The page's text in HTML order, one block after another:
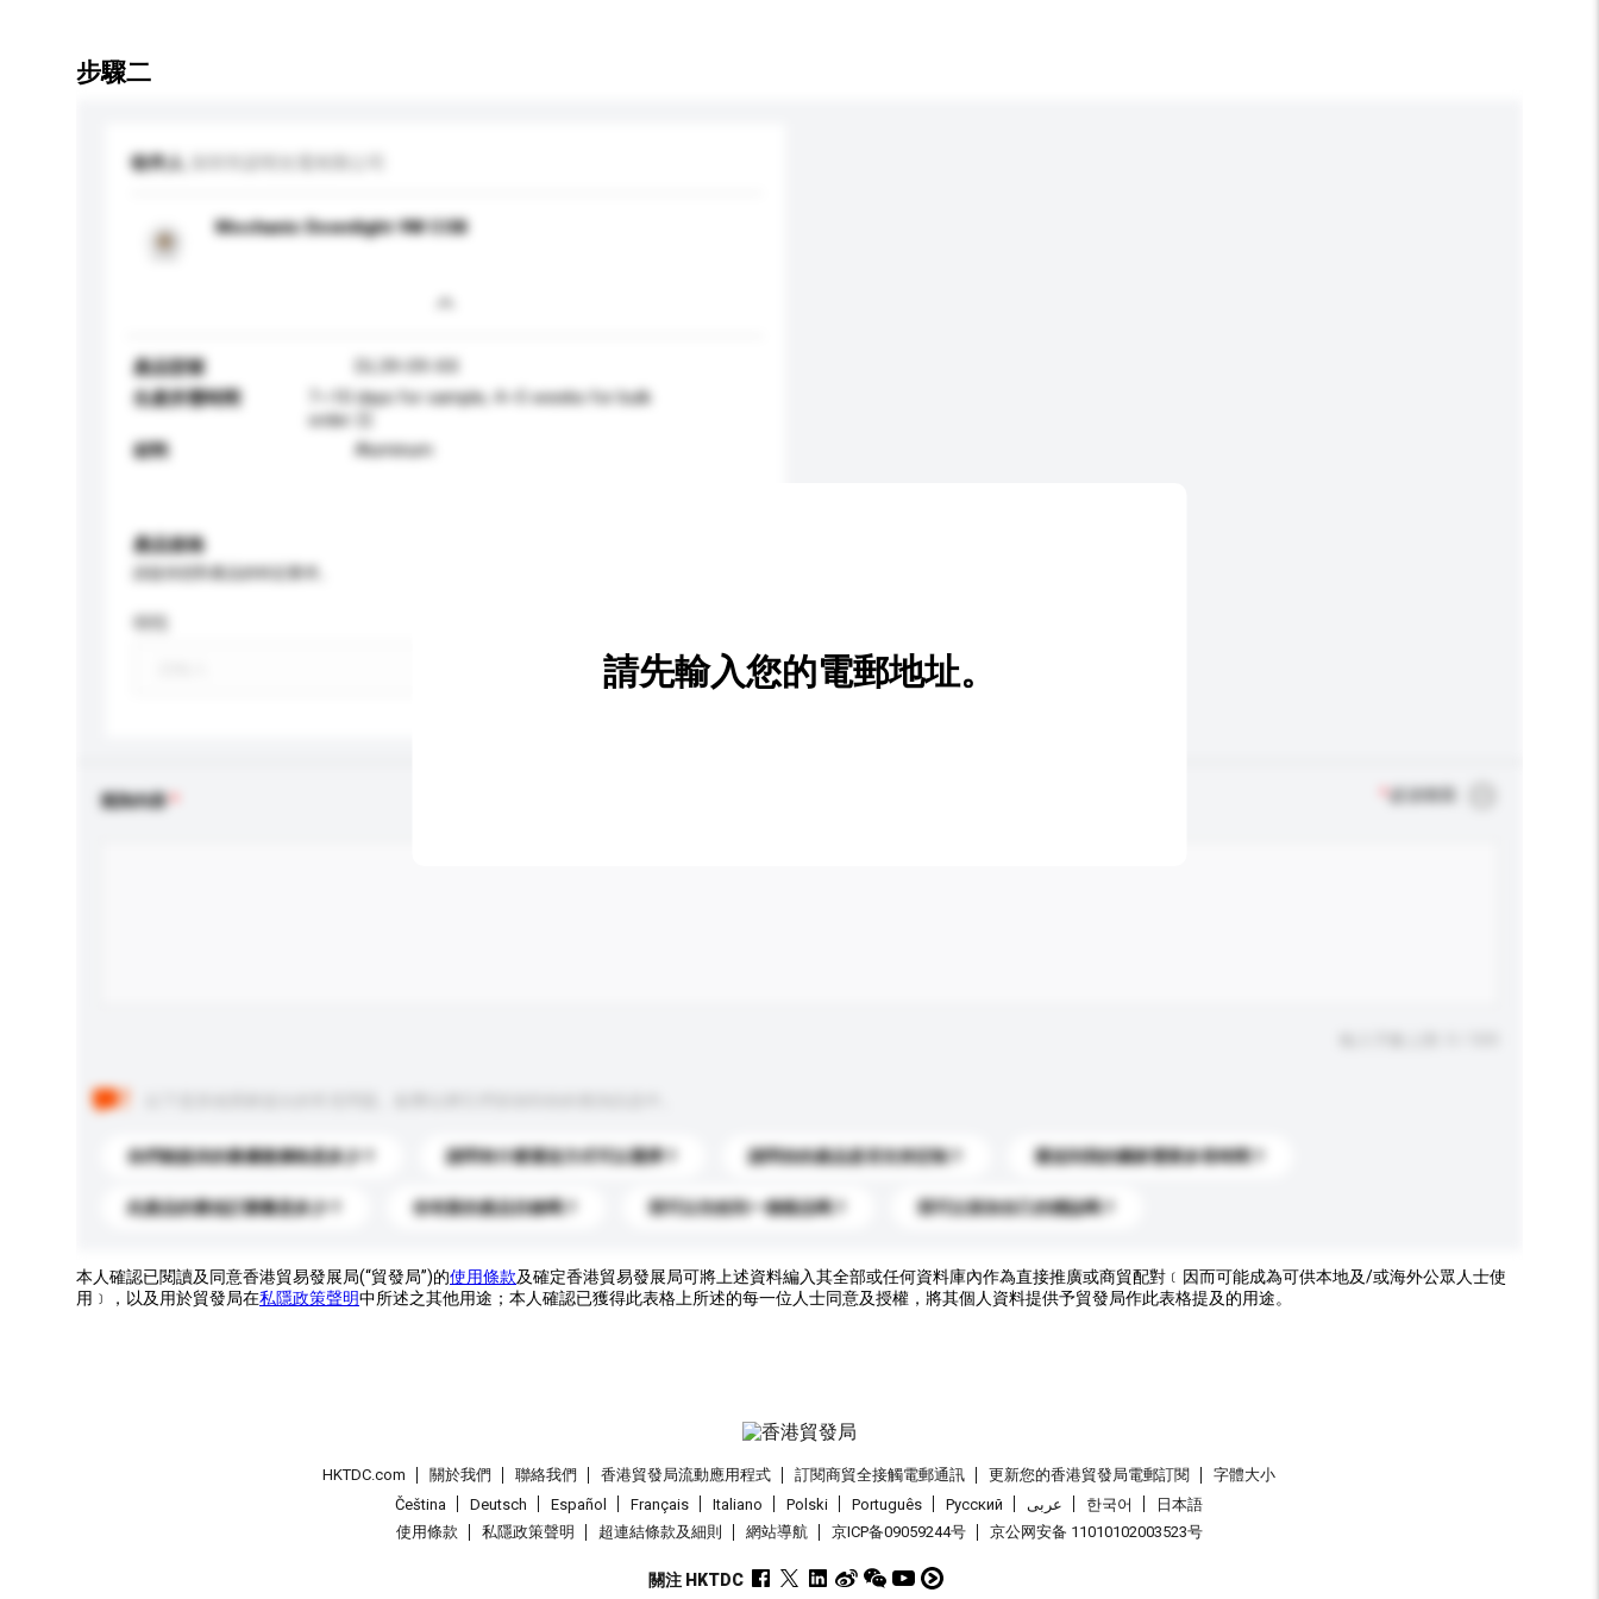
步驟二
收件人
Mochanic Downlight 9W COB
產品型號
DL39-09-XX
生產所需時間
7~10 days for sample, 4~5 weeks for bulk
order 日
材料
Aluminum
產品規格
新增/刪除選項
查詢內容
你們能提供的最優惠價格是多少？ 請問有什麼運送方式可以選擇？ 請問你的產品是否支持定制？ 運送到我的國家需要多長時間？
此產品的最低訂購量是多少？ 你有新的產品目錄嗎？ 我可以先收到一個樣品嗎？ 我可以添加自己的標誌嗎？
請先輸入您的電郵地址。
本人確認已閱讀及同意香港貿易發展局(“貿發局”)的使用條款及確定香港貿易發展局可將上述資料編入其全部或任何資料庫內作為直接推廣或商貿配對﹝因而可能成為可供本地及/或海外公眾人士使
用﹞，以及用於貿發局在私隱政策聲明中所述之其他用途；本人確認已獲得此表格上所述的每一位人士同意及授權，將其個人資料提供予貿發局作此表格提及的用途。
HKTDC.com 關於我們 聯絡我們 香港貿發局流動應用程式 訂閱商貿全接觸電郵通訊 更新您的香港貿發局電郵訂閱
字體大小
Čeština
Deutsch Español Français Italiano Polski Português Pусский عربى 한국어
日本語
使用條款
私隱政策聲明 超連結條款及細則 網站導航 京ICP备09059244号 京公网安备 11010102003523号
關注 HKTDC